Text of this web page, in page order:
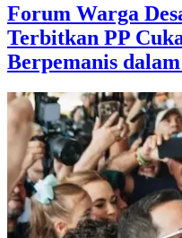
Forum Warga
Terbitkan PP
Berpemanis